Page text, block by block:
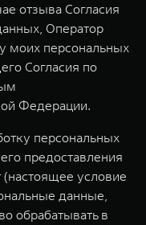
отзыва Согласия
Оператор
моих персональных
Согласия по
Федерации.
персональных
предоставления
(настоящее условие
данные,
обрабатывать в